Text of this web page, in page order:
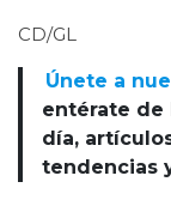
CD/GL
Únete a
entérate de
día,
tendencias